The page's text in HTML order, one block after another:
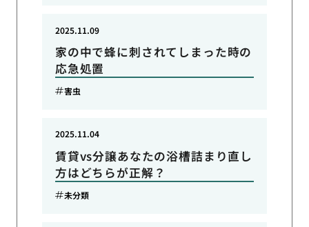
家の中で蜂に刺されてしまった時の
応急処置
2025.11.09
害虫
賃貸vs分譲あなたの浴槽詰まり直し
方はどちらが正解？
2025.11.04
未分類